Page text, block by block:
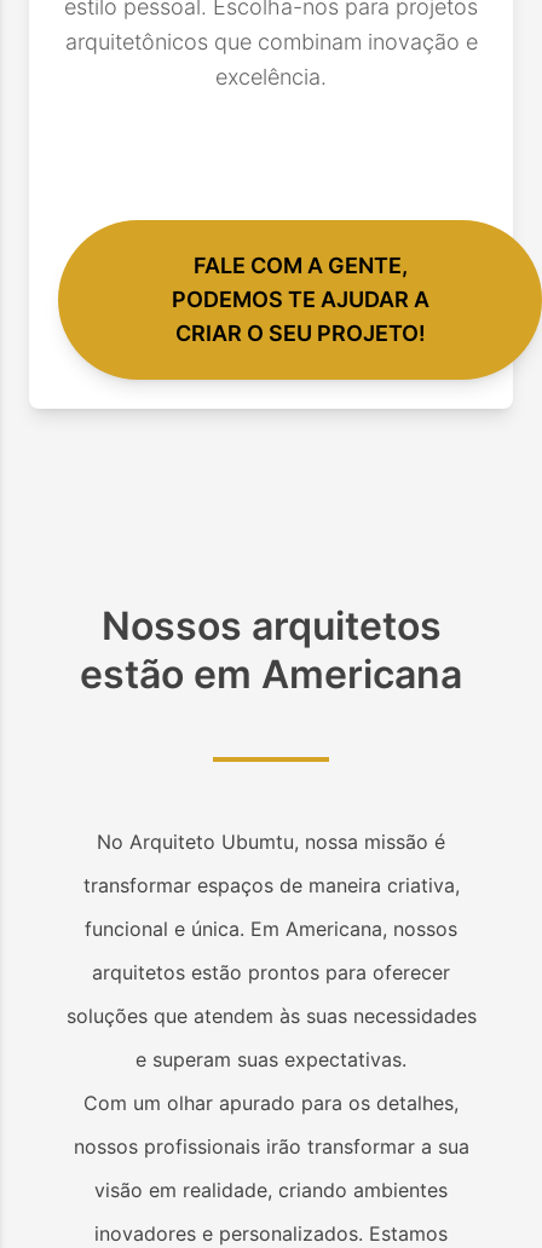
estilo pessoal. Escolha-nos para projetos
arquitetônicos que combinam inovação e
excelência.
FALE COM A GENTE,
PODEMOS TE AJUDAR A
CRIAR O SEU PROJETO!
Nossos arquitetos
estão em Americana
No Arquiteto Ubumtu, nossa missão é
transformar espaços de maneira criativa,
funcional e única. Em Americana, nossos
arquitetos estão prontos para oferecer
soluções que atendem às suas necessidades
e superam suas expectativas.
Com um olhar apurado para os detalhes,
nossos profissionais irão transformar a sua
visão em realidade, criando ambientes
inovadores e personalizados. Estamos